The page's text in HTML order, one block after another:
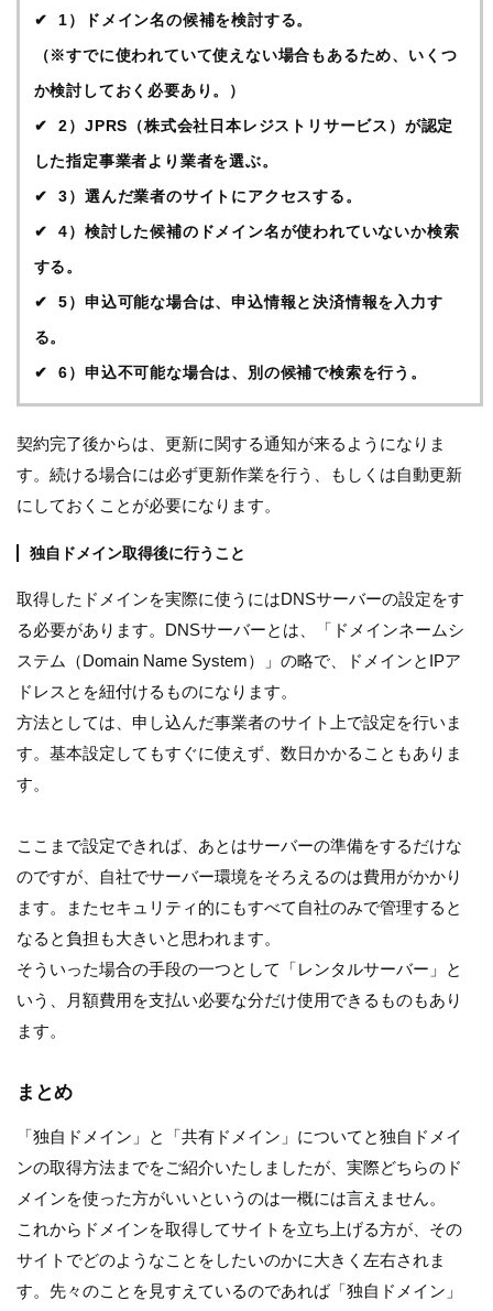
1）ドメイン名の候補を検討する。
（※すでに使われていて使えない場合もあるため、いくつ
か検討しておく必要あり。）
2）JPRS（株式会社日本レジストリサービス）が認定
した指定事業者より業者を選ぶ。
3）選んだ業者のサイトにアクセスする。
4）検討した候補のドメイン名が使われていないか検索
する。
5）申込可能な場合は、申込情報と決済情報を入力す
る。
6）申込不可能な場合は、別の候補で検索を行う。
契約完了後からは、更新に関する通知が来るようになりま
す。続ける場合には必ず更新作業を行う、もしくは自動更新
にしておくことが必要になります。
独自ドメイン取得後に行うこと
取得したドメインを実際に使うにはDNSサーバーの設定をす
る必要があります。DNSサーバーとは、「ドメインネームシ
ステム（Domain Name System）」の略で、ドメインとIPア
ドレスとを紐付けるものになります。
方法としては、申し込んだ事業者のサイト上で設定を行いま
す。基本設定してもすぐに使えず、数日かかることもありま
す。
ここまで設定できれば、あとはサーバーの準備をするだけな
のですが、自社でサーバー環境をそろえるのは費用がかかり
ます。またセキュリティ的にもすべて自社のみで管理すると
なると負担も大きいと思われます。
そういった場合の手段の一つとして「レンタルサーバー」と
いう、月額費用を支払い必要な分だけ使用できるものもあり
ます。
まとめ
「独自ドメイン」と「共有ドメイン」についてと独自ドメイ
ンの取得方法までをご紹介いたしましたが、実際どちらのド
メインを使った方がいいというのは一概には言えません。
これからドメインを取得してサイトを立ち上げる方が、その
サイトでどのようなことをしたいのかに大きく左右されま
す。先々のことを見すえているのであれば「独自ドメイン」